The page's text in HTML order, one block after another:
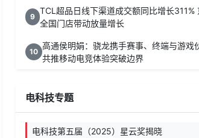
9
TCL超品日线下渠道成交额同比增长311%
全国门店带动放量增长
10
高通侯明娟：骁龙携手赛事、终端与游戏
共推移动电竞体验突破边界
电科技专题
电科技第五届（2025）星云奖揭晓